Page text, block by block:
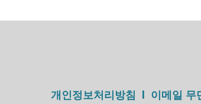
개인정보처리방침 l 이메일